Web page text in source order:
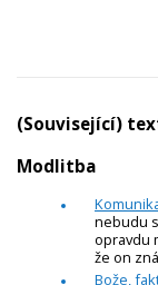
(Související)
Modlitba
nebudu
opravdu
že on
Bože,